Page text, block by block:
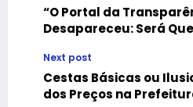
“O Portal da
Desapareceu: Será
Next post
Cestas Básicas ou
dos Preços na